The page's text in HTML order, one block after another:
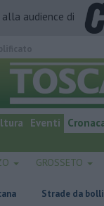
audience di
Eventi
GROSSETO
Strade da bollino